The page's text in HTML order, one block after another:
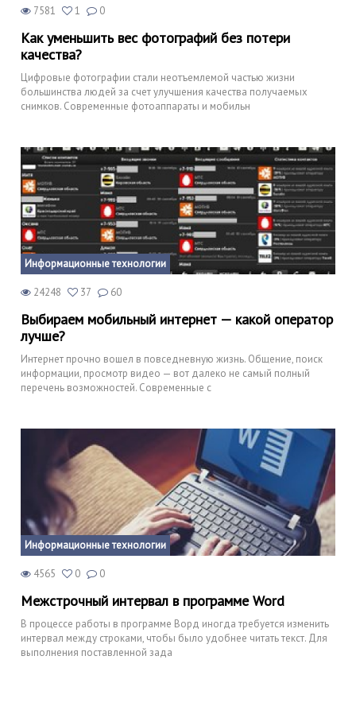
7581 1 0
Как уменьшить вес фотографий без потери
качества?
Цифровые фотографии стали неотъемлемой частью жизни
большинства людей за счет улучшения качества получаемых
снимков. Современные фотоаппараты и мобильн
Информационные технологии
24248 37 60
Выбираем мобильный интернет — какой оператор
лучше?
Интернет прочно вошел в повседневную жизнь. Общение, поиск
информации, просмотр видео — вот далеко не самый полный
перечень возможностей. Современные с
Информационные технологии
4565 0 0
Межстрочный интервал в программе Word
В процессе работы в программе Ворд иногда требуется изменить
интервал между строками, чтобы было удобнее читать текст. Для
выполнения поставленной зада